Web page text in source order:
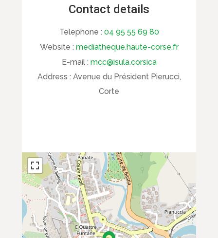
Contact details
Telephone : 04 95 55 69 80
Website : mediatheque.haute-corse.fr
E-mail : mcc@isula.corsica
Address : Avenue du Président Pierucci,
Corte